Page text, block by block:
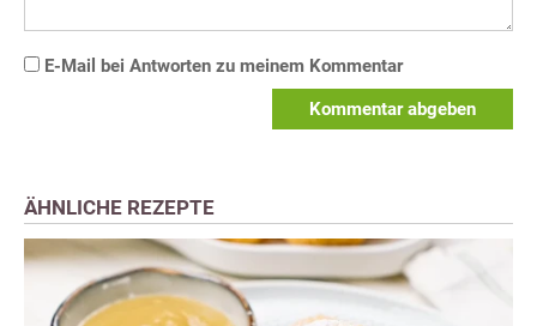
E-Mail bei Antworten zu meinem Kommentar
Kommentar abgeben
ÄHNLICHE REZEPTE